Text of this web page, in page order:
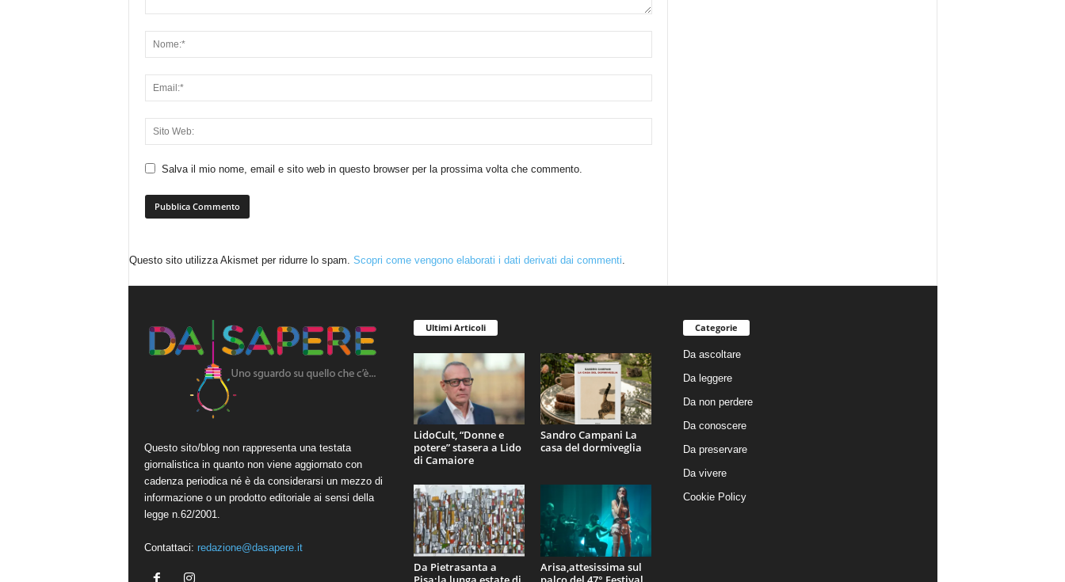
Salva il mio nome, email e sito web in questo browser per la prossima volta che commento.
Questo sito utilizza Akismet per ridurre lo spam. Scopri come vengono elaborati i dati derivati dai commenti.
Questo sito/blog non rappresenta una testata
giornalistica in quanto non viene aggiornato con
cadenza periodica né è da considerarsi un mezzo di
informazione o un prodotto editoriale ai sensi della
legge n.62/2001.
Contattaci: redazione@dasapere.it
Ultimi Articoli
LidoCult, “Donne e
potere” stasera a Lido
di Camaiore
Sandro Campani La
casa del dormiveglia
Da Pietrasanta a
Arisa,attesissima sul
Categorie
Da ascoltare
Da leggere
Da non perdere
Da conoscere
Da preservare
Da vivere
Cookie Policy